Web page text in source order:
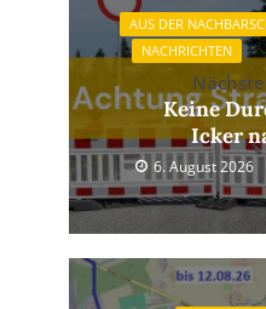
AUS DER
NACHRICHTEN
Keine
Icker
6. August 2026